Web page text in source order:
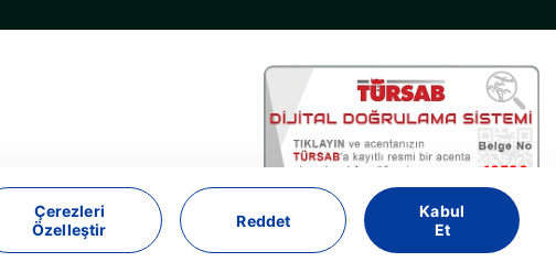
16596
Bolour Travel Agency - 16596
Çerezleri
Özelleştir
Reddet
Kabul
Et